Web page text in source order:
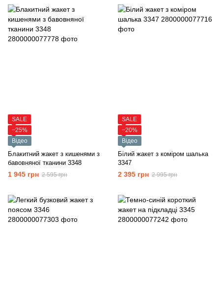
SALE
−25%
Відео
Блакитний жакет з кишенями з
бавовняної тканини 3348
1 945 грн 2 595 грн
SALE
−20%
Відео
Білий жакет з коміром шалька
3347
2 395 грн 2 995 грн